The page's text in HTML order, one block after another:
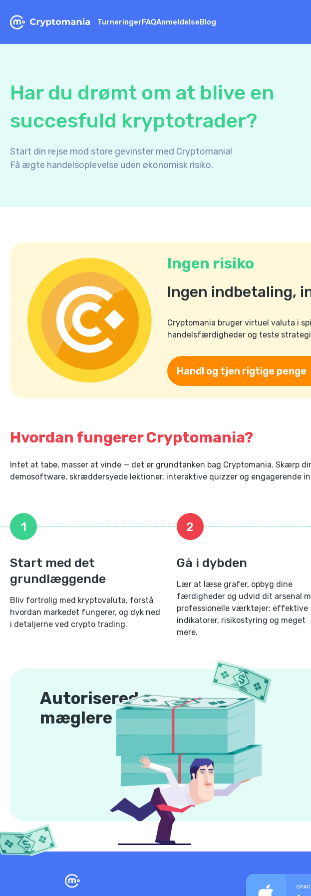
TurneringerFAQAnmeldelseBlog
Har du drømt om at blive en
succesfuld kryptotrader?
Start din rejse mod store gevinster med Cryptomania!
Få ægte handelsoplevelse uden økonomisk risiko.
Ingen risiko
Ingen indbetaling,
Cryptomania bruger virtuel valuta i
handelsfærdigheder og teste
Handl og tjen rigtige penge
Hvordan fungerer Cryptomania?
Intet at tabe, masser at vinde — det er grundtanken bag Cryptomania. Skærp
demosoftware, skræddersyede lektioner, interaktive quizzer og engagerende
1
Start med det
grundlæggende
Bliv fortrolig med kryptovaluta, forstå
hvordan markedet fungerer, og dyk ned
i detaljerne ved crypto trading.
2
Gå i dybden
Lær at læse grafer, opbyg dine
færdigheder og udvid dit arsenal
professionelle værktøjer: effektive
indikatorer, risikostyring og meget
mere.
Autoriserede
mæglere